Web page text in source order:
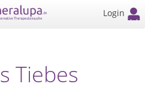
Login
Tiebes